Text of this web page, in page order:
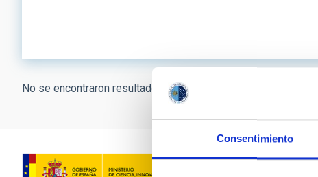
Consentimiento
No se encontraron resultados.